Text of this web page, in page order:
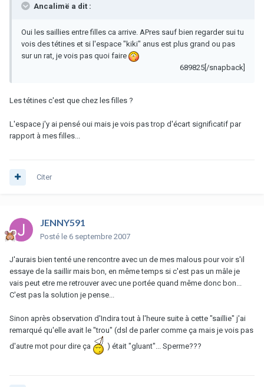
Ancalimë a dit :
Oui les saillies entre filles ca arrive. APres sauf bien regarder sui tu
vois des tétines et si l'espace "kiki" anus est plus grand ou pas
sur un rat, je vois pas quoi faire
689825[/snapback]
Les tétines c'est que chez les filles ?
L'espace j'y ai pensé oui mais je vois pas trop d'écart significatif par
rapport à mes filles...
Citer
JENNY591
Posté le 6 septembre 2007
J'aurais bien tenté une rencontre avec un de mes malous pour voir s'il
essaye de la saillir mais bon, en même temps si c'est pas un mâle je
vais peut etre me retrouver avec une portée quand même donc bon...
C'est pas la solution je pense...
Sinon après observation d'Indira tout à l'heure suite à cette "saillie" j'ai
remarqué qu'elle avait le "trou" (dsl de parler comme ça mais je vois pas
d'autre mot pour dire ça
) était "gluant"... Sperme???